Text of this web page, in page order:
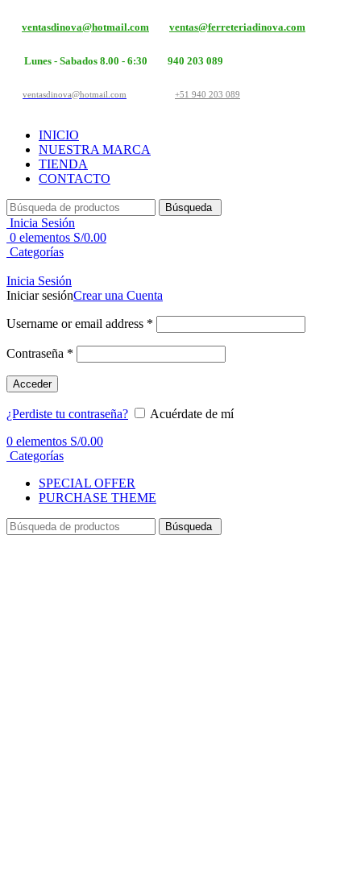
ventasdinova@hotmail.com ventas@ferreteriadinova.com
Lunes - Sabados 8.00 - 6:30 940 203 089
ventasdinova@hotmail.com +51 940 203 089
INICIO
NUESTRA MARCA
TIENDA
CONTACTO
Búsqueda
Inicia Sesión
0 elementos S/0.00
Categorías
Inicia Sesión
Iniciar sesiónCrear una Cuenta
Username or email address *
Contraseña *
Acceder
¿Perdiste tu contraseña?
Acuérdate de mí
0 elementos S/0.00
Categorías
SPECIAL OFFER
PURCHASE THEME
Búsqueda